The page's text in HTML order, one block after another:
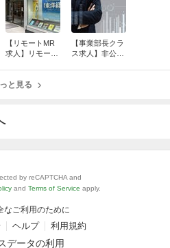
【リモートMR
求人】リモート
1回程度の出社
【事業部長クラ
ス求人】非公開
と見る
by reCAPTCHA and
and Terms of Service apply.
なご利用のために
ヘルプ 利用規約
データの利用